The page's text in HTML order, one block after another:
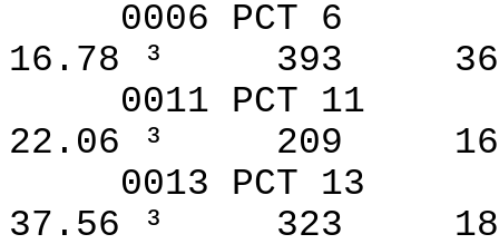
0006 PCT 6
16.78 ³
393
0011 PCT 11
22.06 ³
209
0013 PCT 13
37.56 ³
323